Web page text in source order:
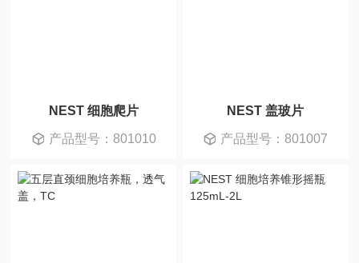
NEST 细胞爬片
产品型号：801010
NEST 盖玻片
产品型号：801007